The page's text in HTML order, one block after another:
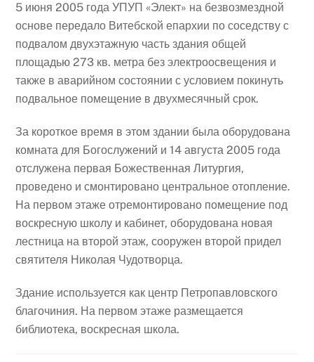
5 июня 2005 года УПУП «Элект» на безвозмездной
основе передало Витебской епархии по соседству с
подвалом двухэтажную часть здания общей
площадью 273 кв. метра без электроосвещения и
также в аварийном состоянии с условием покинуть
подвальное помещение в двухмесячный срок.
За короткое время в этом здании была оборудована
комната для Богослужений и 14 августа 2005 года
отслужена первая Божественная Литургия,
проведено и смонтировано центральное отопление.
На первом этаже отремонтировано помещение под
воскресную школу и кабинет, оборудована новая
лестница на второй этаж, сооружен второй придел
святителя Николая Чудотворца.
Здание используется как центр Петропавловского
благочиния. На первом этаже размещается
библиотека, воскресная школа.